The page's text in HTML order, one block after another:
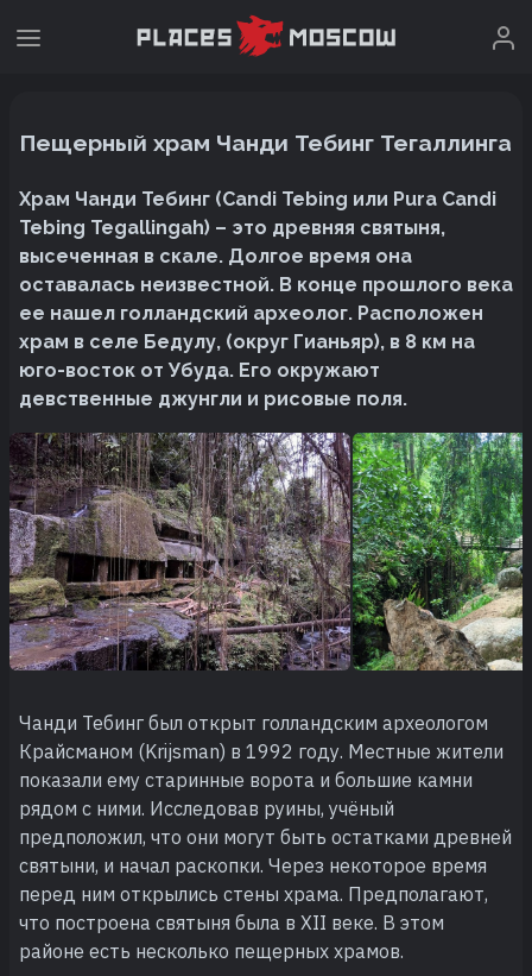
Пещерный храм Чанди Тебинг Тегаллинга
Храм Чанди Тебинг (Candi Tebing или Pura Candi
Tebing Tegallingah) – это древняя святыня,
высеченная в скале. Долгое время она
оставалась неизвестной. В конце прошлого века
ее нашел голландский археолог. Расположен
храм в селе Бедулу, (округ Гианьяр), в 8 км на
юго-восток от Убуда. Его окружают
девственные джунгли и рисовые поля.
Чанди Тебинг был открыт голландским археологом
Крайсманом (Krijsman) в 1992 году. Местные жители
показали ему старинные ворота и большие камни
рядом с ними. Исследовав руины, учёный
предположил, что они могут быть остатками древней
святыни, и начал раскопки. Через некоторое время
перед ним открылись стены храма. Предполагают,
что построена святыня была в XII веке. В этом
районе есть несколько пещерных храмов.